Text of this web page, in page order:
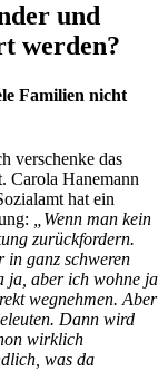
und
werden?
Familien nicht
verschenke das
Carola Hanemann
hat ein
„Wenn man kein
zurückfordern.
in ganz schweren
ja, aber ich wohne ja
wegnehmen. Aber
Dann wird
wirklich
was da